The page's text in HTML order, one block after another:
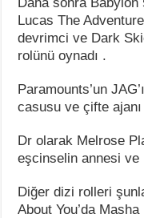
Lucas The
devrimci ve Dark
rolünü oynadı .
Paramounts’un
casusu ve çifte ajanı
Dr olarak Melrose
eşcinselin annesi ve
Diğer dizi rolleri
About You’da